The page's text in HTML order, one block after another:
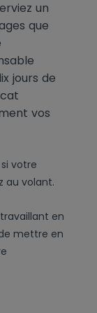
un
que
jours de
vos
votre
au volant.
en
mettre en